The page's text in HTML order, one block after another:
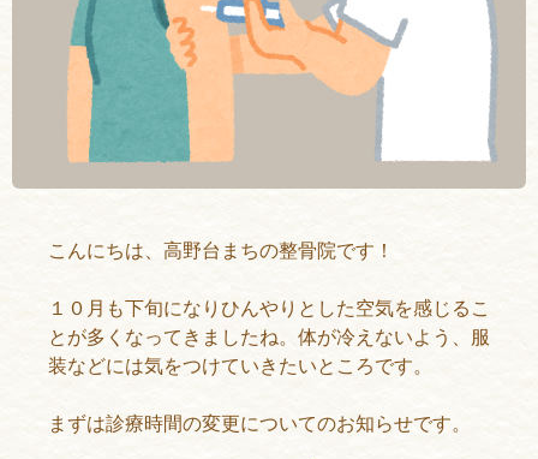
こんにちは、高野台まちの整骨院です！
１０月も下旬になりひんやりとした空気を感じるこ
とが多くなってきましたね。体が冷えないよう、服
装などには気をつけていきたいところです。
まずは診療時間の変更についてのお知らせです。